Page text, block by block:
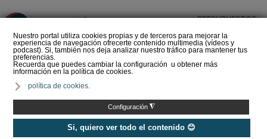
Nuestro portal utiliza cookies propias y de terceros para mejorar la
experiencia de navegación ofrecerte contenido multimedia (vídeos y
podcast). Si, también nos deja analizar nuestro tráfico para mantener tus
preferencias.
Recuerda que puedes cambiar la configuración u obtener más
información en la política de cookies.
política de cookies.
Configuración ◮
Si, quiero ver todo el contenido 😊
PRESUPUESTOS
eficiencia del suelo
radiante para calefacc…